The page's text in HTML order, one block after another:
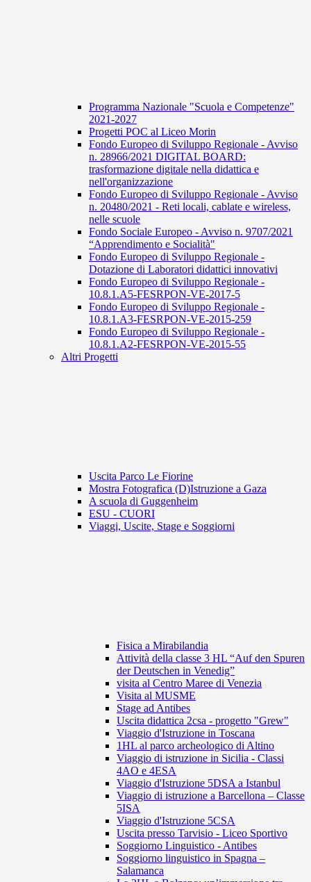
Programma Nazionale "Scuola e Competenze"
2021-2027
Progetti POC al Liceo Morin
Fondo Europeo di Sviluppo Regionale - Avviso
n. 28966/2021 DIGITAL BOARD:
trasformazione digitale nella didattica e
nell'organizzazione
Fondo Europeo di Sviluppo Regionale - Avviso
n. 20480/2021 - Reti locali, cablate e wireless,
nelle scuole
Fondo Sociale Europeo - Avviso n. 9707/2021
“Apprendimento e Socialità"
Fondo Europeo di Sviluppo Regionale -
Dotazione di Laboratori didattici innovativi
Fondo Europeo di Sviluppo Regionale -
10.8.1.A5-FESRPON-VE-2017-5
Fondo Europeo di Sviluppo Regionale -
10.8.1.A3-FESRPON-VE-2015-259
Fondo Europeo di Sviluppo Regionale -
10.8.1.A2-FESRPON-VE-2015-55
Altri Progetti
Uscita Parco Le Fiorine
Mostra Fotografica (D)Istruzione a Gaza
A scuola di Guggenheim
ESU - CUORI
Viaggi, Uscite, Stage e Soggiorni
Fisica a Mirabilandia
Attività della classe 3 HL “Auf den Spuren
der Deutschen in Venedig”
visita al Centro Maree di Venezia
Visita al MUSME
Stage ad Antibes
Uscita didattica 2csa - progetto "Grew"
Viaggio d'Istruzione in Toscana
1HL al parco archeologico di Altino
Viaggio di istruzione in Sicilia - Classi
4AO e 4ESA
Viaggio d'Istruzione 5DSA a Istanbul
Viaggio di istruzione a Barcellona – Classe
5ISA
Viaggio d'Istruzione 5CSA
Uscita presso Tarvisio - Liceo Sportivo
Soggiorno Linguistico - Antibes
Soggiorno linguistico in Spagna –
Salamanca